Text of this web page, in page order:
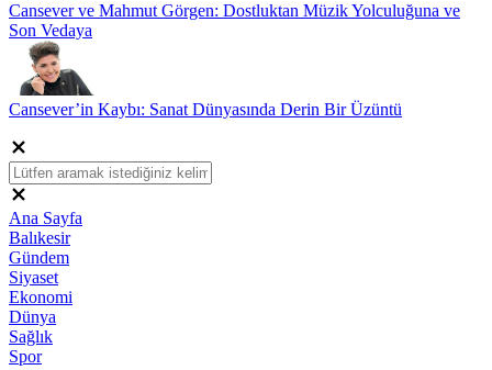
Cansever ve Mahmut Görgen: Dostluktan Müzik Yolculuğuna ve
Son Vedaya
Cansever’in Kaybı: Sanat Dünyasında Derin Bir Üzüntü
Ana Sayfa
Balıkesir
Gündem
Siyaset
Ekonomi
Dünya
Sağlık
Spor